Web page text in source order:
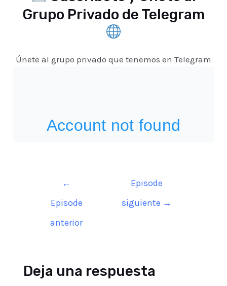
Grupo Privado de Telegram
Únete al grupo privado que tenemos en Telegram
entradas
←
Episode
anterior
Episode
siguiente →
Deja una respuesta